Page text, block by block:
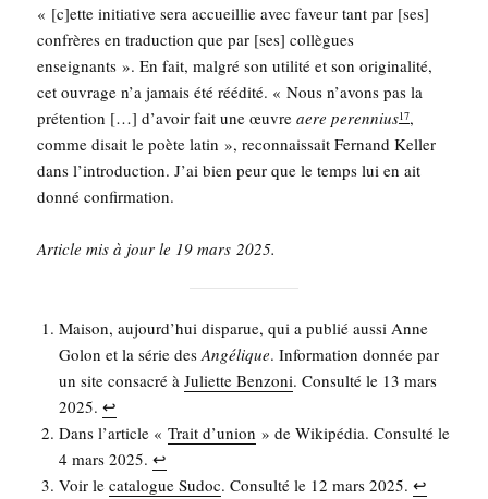
« [c]ette ini­tia­tive sera accueillie avec faveur tant par [ses]
confrères en tra­duc­tion que par [ses] col­lègues
ensei­gnants ». En fait, mal­gré son uti­li­té et son ori­gi­na­li­té,
cet ouvrage n’a jamais été réédi­té. « Nous n’a­vons pas la
pré­ten­tion […] d’a­voir fait une œuvreaere per­en­nius17,
comme disait le poète latin », recon­nais­sait Fer­nand Kel­ler
dans l’in­tro­duc­tion. J’ai bien peur que le temps lui en ait
don­né confirmation.
Article mis à jour le 19 mars 2025.
Mai­son, aujourd’­hui dis­pa­rue, qui a publié aus­si Anne
Golon et la série desAngé­lique. Infor­ma­tion don­née par
un site consa­cré àJuliette Ben­zo­ni. Consul­té le 13 mars
2025.↩︎
Dans l’ar­ticle «Trait d’u­nion » de Wiki­pé­dia. Consul­té le
4 mars 2025.↩︎
Voir lecata­logue Sudoc. Consul­té le 12 mars 2025.↩︎